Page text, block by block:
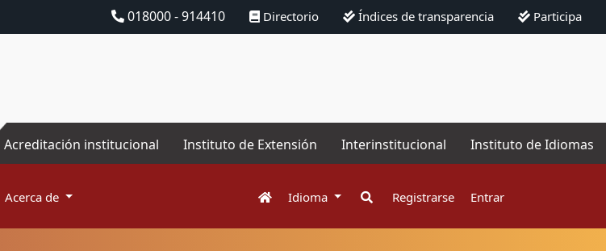
018000 - 914410 Directorio Índices de transparencia Participa
Acreditación institucional Instituto de Extensión Interinstitucional Instituto de Idiomas
Acerca de Idioma Registrarse Entrar